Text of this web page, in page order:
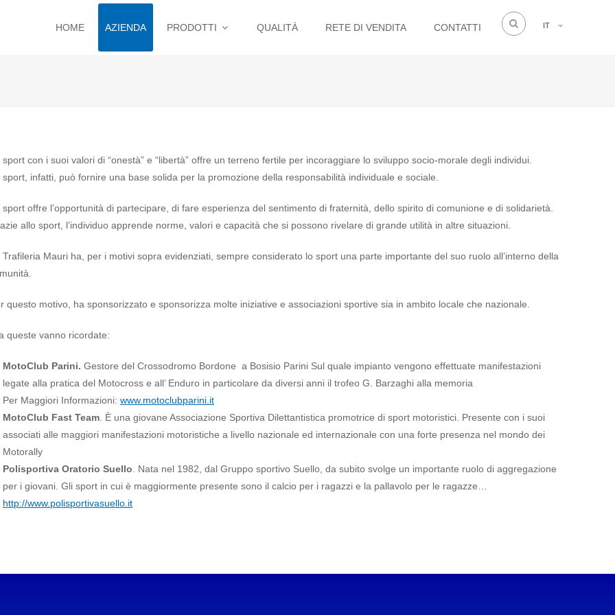
HOME AZIENDA PRODOTTI QUALITÀ RETE DI VENDITA CONTATTI IT
sport con i suoi valori di “onestà” e “libertà” offre un terreno fertile per incoraggiare lo sviluppo socio-morale degli individui.
sport, infatti, può fornire una base solida per la promozione della responsabilità individuale e sociale.
sport offre l’opportunità di partecipare, di fare esperienza del sentimento di fraternità, dello spirito di comunione e di solidarietà.
allo sport, l’individuo apprende norme, valori e capacità che si possono rivelare di grande utilità in altre situazioni.
Trafileria Mauri ha, per i motivi sopra evidenziati, sempre considerato lo sport una parte importante del suo ruolo all’interno della
questo motivo, ha sponsorizzato e sponsorizza molte iniziative e associazioni sportive sia in ambito locale che nazionale.
queste vanno ricordate:
MotoClub Parini. Gestore del Crossodromo Bordone a Bosisio Parini Sul quale impianto vengono effettuate manifestazioni
legate alla pratica del Motocross e all’ Enduro in particolare da diversi anni il trofeo G. Barzaghi alla memoria
Per Maggiori Informazioni: www.motoclubparini.it
MotoClub Fast Team . È una giovane Associazione Sportiva Dilettantistica promotrice di sport motoristici. Presente con i suoi
associati alle maggiori manifestazioni motoristiche a livello nazionale ed internazionale con una forte presenza nel mondo dei
Motorally
Polisportiva Oratorio Suello . Nata nel 1982, dal Gruppo sportivo Suello, da subito svolge un importante ruolo di aggregazione
per i giovani. Gli sport in cui è maggiormente presente sono il calcio per i ragazzi e la pallavolo per le ragazze…
http://www.polisportivasuello.it